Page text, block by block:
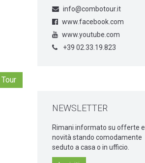
info@combotour.it
www.facebook.com
www.youtube.com
+39 02.33.19.823
NEWSLETTER
Rimani informato su offerte e
novità stando comodamente
seduto a casa o in ufficio.